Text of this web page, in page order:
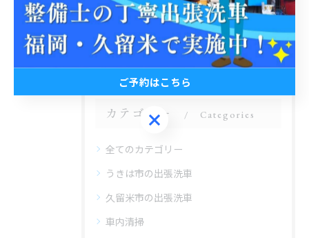
#ホイール洗浄
#福岡
#洗車検定
#普通自動車
#軽自動車 #水垢
カテゴリー Categories
全てのカテゴリー
うきは市の出張洗車
久留米市の出張洗車
車内清掃
ご予約はこちら
ご予約はこちら